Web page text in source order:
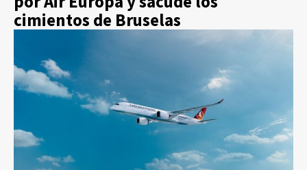
cimientos de Bruselas